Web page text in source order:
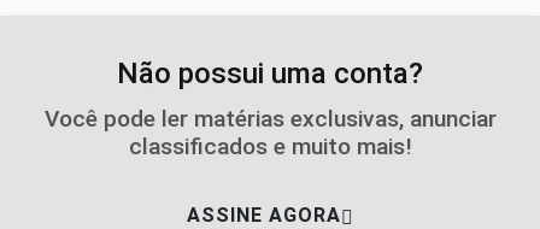
Não possui uma conta?
Você pode ler matérias exclusivas, anunciar
classificados e muito mais!
ASSINE AGORA